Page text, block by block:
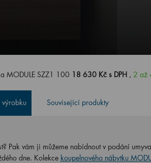
MODULE SZZ1 100 18 630 Kč s DPH , 2 až
výrobku Související produkty
Pak vám ji můžeme nabídnout v podání
dne. Kolekce koupelnového nábytku